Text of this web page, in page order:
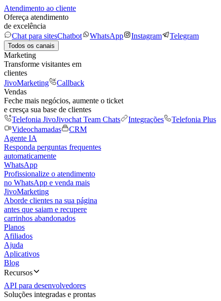
Atendimento ao cliente
Ofereça atendimento
de excelência
Chat para sitesChatbot WhatsApp Instagram Telegram
Todos os canais
Marketing
Transforme visitantes em
clientes
JivoMarketing
Callback
Vendas
Feche mais negócios, aumente o ticket
e cresça sua base de clientes
Telefonia JivoJivochat Team Chats Integrações
Telefonia Plus
Videochamadas
CRM
Agente IA
Responda perguntas frequentes
automaticamente
WhatsApp
Profissionalize o atendimento
no WhatsApp e venda mais
JivoMarketing
Aborde clientes na sua página
antes que saiam e recupere
carrinhos abandonados
Planos
Afiliados
Ajuda
Aplicativos
Blog
Recursos
API para desenvolvedores
Soluções integradas e prontas